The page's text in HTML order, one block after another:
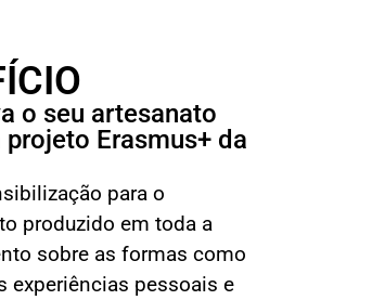
o seu artesanato
Erasmus+ da
para o
produzido em toda a
sobre as formas como
experiências pessoais e